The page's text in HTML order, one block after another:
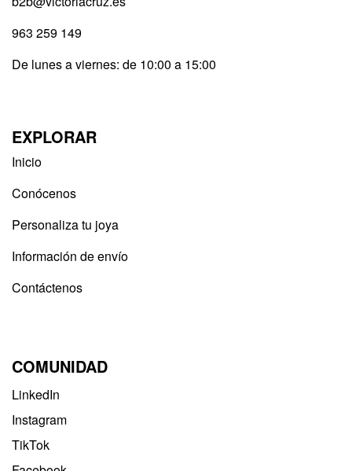
963 259 149
De lunes a viernes: de 10:00 a 15:00
EXPLORAR
Inicio
Conócenos
Personaliza tu joya
Información de envío
Contáctenos
COMUNIDAD
LinkedIn
Instagram
TikTok